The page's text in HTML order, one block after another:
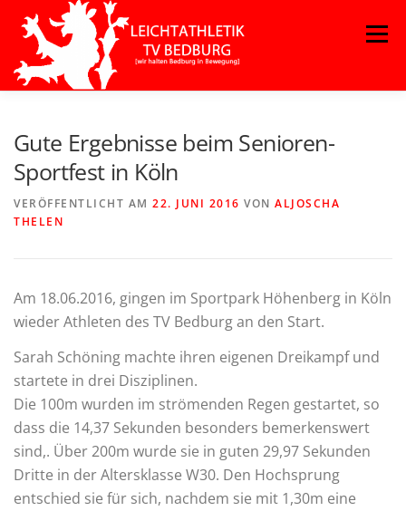
Inhalt
springen
Menü
Gute Ergebnisse beim Senioren-
Sportfest in Köln
VERÖFFENTLICHT AM 22. JUNI 2016 VON ALJOSCHA
THELEN
Am 18.06.2016, gingen im Sportpark Höhenberg in Köln
wieder Athleten des TV Bedburg an den Start.
Sarah Schöning machte ihren eigenen Dreikampf und
startete in drei Disziplinen.
Die 100m wurden im strömenden Regen gestartet, so
dass die 14,37 Sekunden besonders bemerkenswert
sind,. Über 200m wurde sie in guten 29,97 Sekunden
Dritte in der Altersklasse W30. Den Hochsprung
entschied sie für sich, nachdem sie mit 1,30m eine